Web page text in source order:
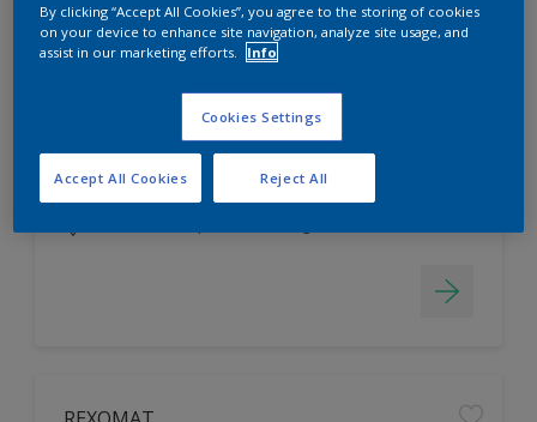
ASTRALINE
Préparation simple et facile de
surface
Lavable
Base pour Machine à teinter
By clicking “Accept All Cookies”, you agree to the storing of cookies
on your device to enhance site navigation, analyze site usage, and
assist in our marketing efforts.
Info
Cookies Settings
Reject All
Accept All Cookies